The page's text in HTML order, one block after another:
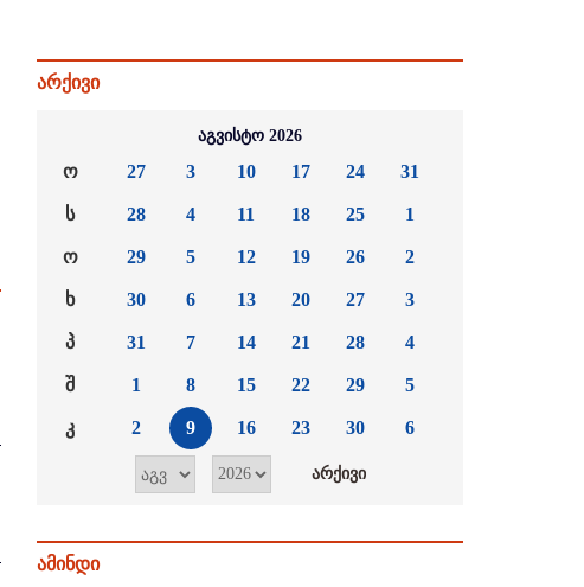
არქივი
აგვისტო 2026
ო
ს
ო
ხ
პ
შ
კ
27
28
29
30
31
1
2
3
4
5
6
7
8
9
10
11
12
13
14
15
16
17
18
19
20
21
22
23
24
25
26
27
28
29
30
31
1
2
3
4
5
6
ამინდი